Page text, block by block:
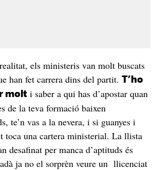
els ministeris van molt buscats
han fet carrera dins del partit. T’ho
molti saber a qui has d’apostar quan
de la teva formació baixen
te’n vas a la nevera, i si guanyes i
toca una cartera ministerial. La llista
desafinat per manca d’aptituds és
ja no el sorprèn veure un llicenciat